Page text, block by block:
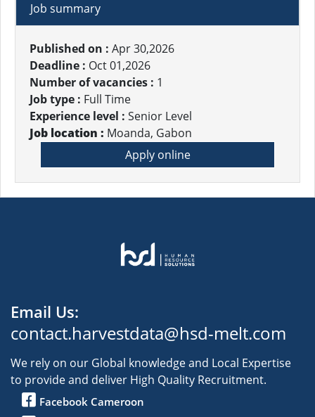
Job summary
Published on : Apr 30,2026
Deadline : Oct 01,2026
Number of vacancies : 1
Job type : Full Time
Experience level : Senior Level
Job location : Moanda, Gabon
Apply online
Email Us:
contact.harvestdata@hsd-melt.com
We rely on our Global knowledge and Local Expertise
to provide and deliver High Quality Recruitment.
Facebook Cameroon